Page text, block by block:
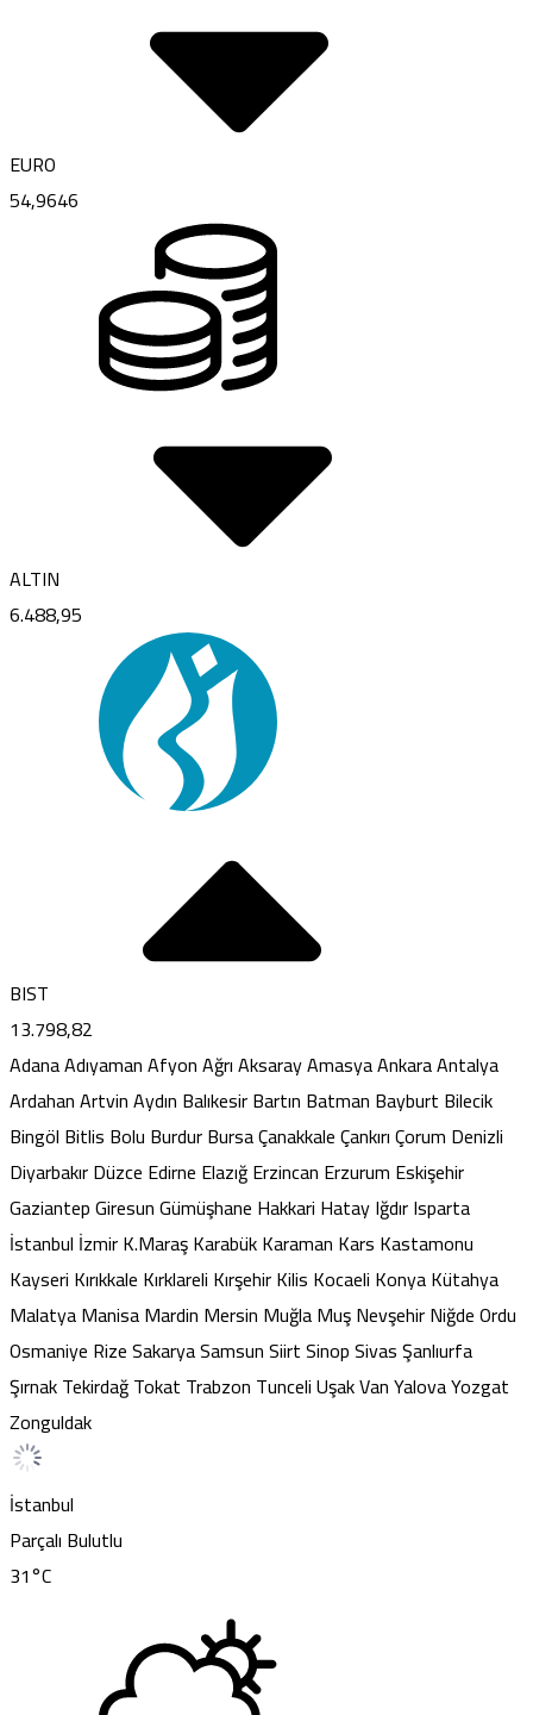
EURO
54,9646
ALTIN
6.488,95
BIST
13.798,82
AdanaAdıyamanAfyonAğrıAksarayAmasyaAnkaraAntalya
ArdahanArtvinAydın BalıkesirBartın Batman Bayburt Bilecik
Bingöl Bitlis Bolu BurdurBursaÇanakkaleÇankırıÇorum Denizli
DiyarbakırDüzce Edirne ElazığErzincan Erzurum Eskişehir
GaziantepGiresunGümüşhane Hakkari HatayIğdırIsparta
İstanbul İzmirK.MaraşKarabükKaraman Kars Kastamonu
Kayseri Kırıkkale Kırklareli KırşehirKilis Kocaeli KonyaKütahya
MalatyaManisaMardin Mersin MuğlaMuşNevşehirNiğdeOrdu
Osmaniye RizeSakaryaSamsunSiirtSinopSivasŞanlıurfa
ŞırnakTekirdağTokat Trabzon TunceliUşakVanYalovaYozgat
Zonguldak
İstanbul
Parçalı Bulutlu
31°C